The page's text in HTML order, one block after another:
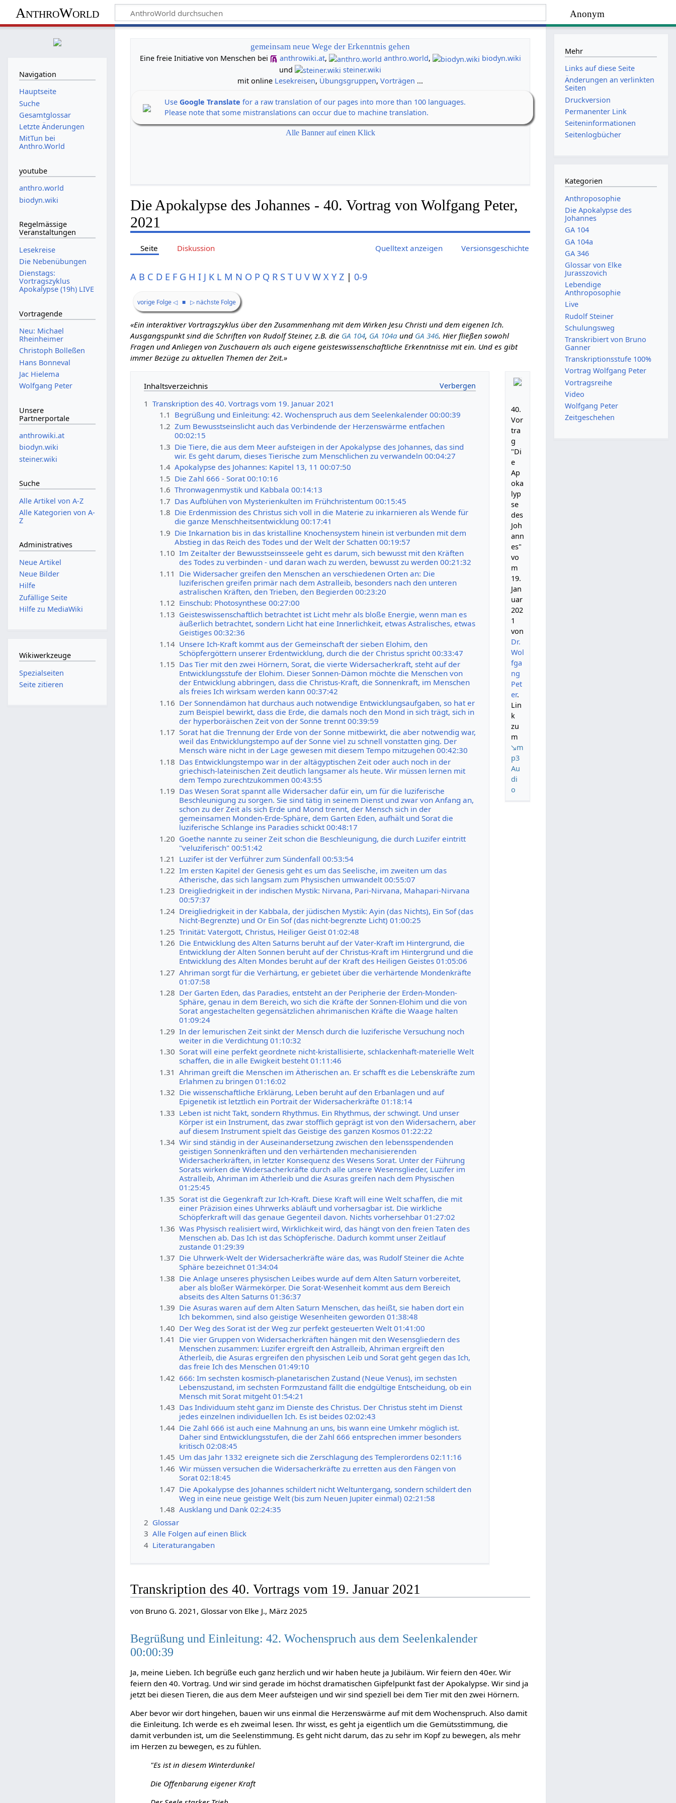
Anonym
AnthroWorld
gemeinsam neue Wege der Erkenntnis gehen
Eine freie Initiative von Menschen bei
anthrowiki.at, anthro.world,
biodyn.wiki
und
steiner.wiki
mit online Lesekreisen, Übungsgruppen,Vorträgen ...
UseGoogle Translate for a raw translation of our pages into more than 100 languages.
Please note that some mistranslations can occur due to machine translation.
Alle Banner auf einen Klick
Die Apokalypse des Johannes - 40. Vortrag von Wolfgang Peter,
2021
Seite Diskussion Quelltext anzeigen Versionsgeschichte
A B C D E F G H I J K L M N O P Q R S T U V W X Y Z | 0-9
vorige Folge ◁ ■ ▷ nächste Folge
«Ein interaktiver Vortragszyklus über den Zusammenhang mit dem Wirken Jesu Christi und dem eigenen Ich.
Ausgangspunkt sind die Schriften von Rudolf Steiner, z.B. die GA 104, GA 104a und GA 346. Hier fließen sowohl
Fragen und Anliegen von Zuschauern als auch eigene geisteswissenschaftliche Erkenntnisse mit ein. Und es gibt
immer Bezüge zu aktuellen Themen der Zeit.»
40.
Vor
tra
g
"Di
e
Ap
oka
lyp
se
des
Joh
ann
es"
vo
m
19.
Jan
uar
202
1
von
Dr.
Wol
fga
ng
Pet
er.
Lin
k
zu
m
↘m
p3
Au
di
o
Inhaltsverzeichnis
1 Transkription des 40. Vortrags vom 19. Januar 2021
1.1 Begrüßung und Einleitung: 42. Wochenspruch aus dem Seelenkalender 00:00:39
1.2 Zum Bewusstseinslicht auch das Verbindende der Herzenswärme entfachen
00:02:15
1.3 Die Tiere, die aus dem Meer aufsteigen in der Apokalypse des Johannes, das sind
wir. Es geht darum, dieses Tierische zum Menschlichen zu verwandeln 00:04:27
1.4 Apokalypse des Johannes: Kapitel 13, 11 00:07:50
1.5 Die Zahl 666 - Sorat 00:10:16
1.6 Thronwagenmystik und Kabbala 00:14:13
1.7 Das Aufblühen von Mysterienkulten im Frühchristentum 00:15:45
1.8 Die Erdenmission des Christus sich voll in die Materie zu inkarnieren als Wende für
die ganze Menschheitsentwicklung 00:17:41
1.9 Die Inkarnation bis in das kristalline Knochensystem hinein ist verbunden mit dem
Abstieg in das Reich des Todes und der Welt der Schatten 00:19:57
1.10 Im Zeitalter der Bewusstseinsseele geht es darum, sich bewusst mit den Kräften
des Todes zu verbinden - und daran wach zu werden, bewusst zu werden 00:21:32
1.11 Die Widersacher greifen den Menschen an verschiedenen Orten an: Die
luziferischen greifen primär nach dem Astralleib, besonders nach den unteren
astralischen Kräften, den Trieben, den Begierden 00:23:20
1.12 Einschub: Photosynthese 00:27:00
1.13 Geisteswissenschaftlich betrachtet ist Licht mehr als bloße Energie, wenn man es
äußerlich betrachtet, sondern Licht hat eine Innerlichkeit, etwas Astralisches, etwas
Geistiges 00:32:36
1.14 Unsere Ich-Kraft kommt aus der Gemeinschaft der sieben Elohim, den
Schöpfergöttern unserer Erdentwicklung, durch die der Christus spricht 00:33:47
1.15 Das Tier mit den zwei Hörnern, Sorat, die vierte Widersacherkraft, steht auf der
Entwicklungsstufe der Elohim. Dieser Sonnen-Dämon möchte die Menschen von
der Entwicklung abbringen, dass die Christus-Kraft, die Sonnenkraft, im Menschen
als freies Ich wirksam werden kann 00:37:42
1.16 Der Sonnendämon hat durchaus auch notwendige Entwicklungsaufgaben, so hat er
zum Beispiel bewirkt, dass die Erde, die damals noch den Mond in sich trägt, sich in
der hyperboräischen Zeit von der Sonne trennt 00:39:59
1.17 Sorat hat die Trennung der Erde von der Sonne mitbewirkt, die aber notwendig war,
weil das Entwicklungstempo auf der Sonne viel zu schnell vonstatten ging. Der
Mensch wäre nicht in der Lage gewesen mit diesem Tempo mitzugehen 00:42:30
1.18 Das Entwicklungstempo war in der altägyptischen Zeit oder auch noch in der
griechisch-lateinischen Zeit deutlich langsamer als heute. Wir müssen lernen mit
dem Tempo zurechtzukommen 00:43:55
1.19 Das Wesen Sorat spannt alle Widersacher dafür ein, um für die luziferische
Beschleunigung zu sorgen. Sie sind tätig in seinem Dienst und zwar von Anfang an,
schon zu der Zeit als sich Erde und Mond trennt, der Mensch sich in der
gemeinsamen Monden-Erde-Sphäre, dem Garten Eden, aufhält und Sorat die
luziferische Schlange ins Paradies schickt 00:48:17
1.20 Goethe nannte zu seiner Zeit schon die Beschleunigung, die durch Luzifer eintritt
"veluziferisch" 00:51:42
1.21 Luzifer ist der Verführer zum Sündenfall 00:53:54
1.22 Im ersten Kapitel der Genesis geht es um das Seelische, im zweiten um das
Ätherische, das sich langsam zum Physischen umwandelt 00:55:07
1.23 Dreigliedrigkeit in der indischen Mystik: Nirvana, Pari-Nirvana, Mahapari-Nirvana
00:57:37
1.24 Dreigliedrigkeit in der Kabbala, der jüdischen Mystik: Ayin (das Nichts), Ein Sof (das
Nicht-Begrenzte) und Or Ein Sof (das nicht-begrenzte Licht) 01:00:25
1.25 Trinität: Vatergott, Christus, Heiliger Geist 01:02:48
1.26 Die Entwicklung des Alten Saturns beruht auf der Vater-Kraft im Hintergrund, die
Entwicklung der Alten Sonnen beruht auf der Christus-Kraft im Hintergrund und die
Entwicklung des Alten Mondes beruht auf der Kraft des Heiligen Geistes 01:05:06
1.27 Ahriman sorgt für die Verhärtung, er gebietet über die verhärtende Mondenkräfte
01:07:58
1.28 Der Garten Eden, das Paradies, entsteht an der Peripherie der Erden-Monden-
Sphäre, genau in dem Bereich, wo sich die Kräfte der Sonnen-Elohim und die von
Sorat angestachelten gegensätzlichen ahrimanischen Kräfte die Waage halten
01:09:24
1.29 In der lemurischen Zeit sinkt der Mensch durch die luziferische Versuchung noch
weiter in die Verdichtung 01:10:32
1.30 Sorat will eine perfekt geordnete nicht-kristallisierte, schlackenhaft-materielle Welt
schaffen, die in alle Ewigkeit besteht 01:11:46
1.31 Ahriman greift die Menschen im Ätherischen an. Er schafft es die Lebenskräfte zum
Erlahmen zu bringen 01:16:02
1.32 Die wissenschaftliche Erklärung, Leben beruht auf den Erbanlagen und auf
Epigenetik ist letztlich ein Portrait der Widersacherkräfte 01:18:14
1.33 Leben ist nicht Takt, sondern Rhythmus. Ein Rhythmus, der schwingt. Und unser
Körper ist ein Instrument, das zwar stofflich geprägt ist von den Widersachern, aber
auf diesem Instrument spielt das Geistige des ganzen Kosmos 01:22:22
1.34 Wir sind ständig in der Auseinandersetzung zwischen den lebensspendenden
geistigen Sonnenkräften und den verhärtenden mechanisierenden
Widersacherkräften, in letzter Konsequenz des Wesens Sorat. Unter der Führung
Sorats wirken die Widersacherkräfte durch alle unsere Wesensglieder, Luzifer im
Astralleib, Ahriman im Ätherleib und die Asuras greifen nach dem Physischen
01:25:45
1.35 Sorat ist die Gegenkraft zur Ich-Kraft. Diese Kraft will eine Welt schaffen, die mit
einer Präzision eines Uhrwerks abläuft und vorhersagbar ist. Die wirkliche
Schöpferkraft will das genaue Gegenteil davon. Nichts vorhersehbar 01:27:02
1.36 Was Physisch realisiert wird, Wirklichkeit wird, das hängt von den freien Taten des
Menschen ab. Das Ich ist das Schöpferische. Dadurch kommt unser Zeitlauf
zustande 01:29:39
1.37 Die Uhrwerk-Welt der Widersacherkräfte wäre das, was Rudolf Steiner die Achte
Sphäre bezeichnet 01:34:04
1.38 Die Anlage unseres physischen Leibes wurde auf dem Alten Saturn vorbereitet,
aber als bloßer Wärmekörper. Die Sorat-Wesenheit kommt aus dem Bereich
abseits des Alten Saturns 01:36:37
1.39 Die Asuras waren auf dem Alten Saturn Menschen, das heißt, sie haben dort ein
Ich bekommen, sind also geistige Wesenheiten geworden 01:38:48
1.40 Der Weg des Sorat ist der Weg zur perfekt gesteuerten Welt 01:41:00
1.41 Die vier Gruppen von Widersacherkräften hängen mit den Wesensgliedern des
Menschen zusammen: Luzifer ergreift den Astralleib, Ahriman ergreift den
Ätherleib, die Asuras ergreifen den physischen Leib und Sorat geht gegen das Ich,
das freie Ich des Menschen 01:49:10
1.42 666: Im sechsten kosmisch-planetarischen Zustand (Neue Venus), im sechsten
Lebenszustand, im sechsten Formzustand fällt die endgültige Entscheidung, ob ein
Mensch mit Sorat mitgeht 01:54:21
1.43 Das Individuum steht ganz im Dienste des Christus. Der Christus steht im Dienst
jedes einzelnen individuellen Ich. Es ist beides 02:02:43
1.44 Die Zahl 666 ist auch eine Mahnung an uns, bis wann eine Umkehr möglich ist.
Daher sind Entwicklungsstufen, die der Zahl 666 entsprechen immer besonders
kritisch 02:08:45
1.45 Um das Jahr 1332 ereignete sich die Zerschlagung des Templerordens 02:11:16
1.46 Wir müssen versuchen die Widersacherkräfte zu erretten aus den Fängen von
Sorat 02:18:45
1.47 Die Apokalypse des Johannes schildert nicht Weltuntergang, sondern schildert den
Weg in eine neue geistige Welt (bis zum Neuen Jupiter einmal) 02:21:58
1.48 Ausklang und Dank 02:24:35
2 Glossar
3 Alle Folgen auf einen Blick
4 Literaturangaben
Transkription des 40. Vortrags vom 19. Januar 2021
von Bruno G. 2021, Glossar von Elke J., März 2025
Begrüßung und Einleitung: 42. Wochenspruch aus dem Seelenkalender
00:00:39
Ja, meine Lieben. Ich begrüße euch ganz herzlich und wir haben heute ja Jubiläum. Wir feiern den 40er. Wir
feiern den 40. Vortrag. Und wir sind gerade im höchst dramatischen Gipfelpunkt fast der Apokalypse. Wir sind ja
jetzt bei diesen Tieren, die aus dem Meer aufsteigen und wir sind speziell bei dem Tier mit den zwei Hörnern.
Aber bevor wir dort hingehen, bauen wir uns einmal die Herzenswärme auf mit dem Wochenspruch. Also damit
die Einleitung. Ich werde es eh zweimal lesen. Ihr wisst, es geht ja eigentlich um die Gemütsstimmung, die
damit verbunden ist, um die Seelenstimmung. Es geht nicht darum, das zu sehr im Kopf zu bewegen, als mehr
im Herzen zu bewegen, es zu fühlen.
"Es ist in diesem Winterdunkel
Die Offenbarung eigener Kraft
Navigation
Hauptseite
Suche
Gesamtglossar
Letzte Änderungen
MitTun bei
Anthro.World
youtube
anthro.world
biodyn.wiki
Regelmässige
Veranstaltungen
Lesekreise
Die Nebenübungen
Dienstags:
Vortragszyklus
Apokalypse (19h) LIVE
Vortragende
Neu: Michael
Rheinheimer
Christoph Bolleßen
Hans Bonneval
Jac Hielema
Wolfgang Peter
Unsere
Partnerportale
anthrowiki.at
biodyn.wiki
steiner.wiki
Suche
Alle Artikel von A-Z
Alle Kategorien von A-
Z
Administratives
Neue Artikel
Neue Bilder
Hilfe
Zufällige Seite
Hilfe zu MediaWiki
Wikiwerkzeuge
Spezialseiten
Seite zitieren
Mehr
Links auf diese Seite
Änderungen an verlinkten
Seiten
Druckversion
Permanenter Link
Seiten­­informationen
Seitenlogbücher
Kategorien
Anthroposophie
Die Apokalypse des
Johannes
GA 104
GA 104a
GA 346
Glossar von Elke
Jurasszovich
Lebendige
Anthroposophie
Live
Rudolf Steiner
Schulungsweg
Transkribiert von Bruno
Ganner
Transkriptionsstufe 100%
Vortrag Wolfgang Peter
Vortragsreihe
Video
Wolfgang Peter
Zeitgeschehen